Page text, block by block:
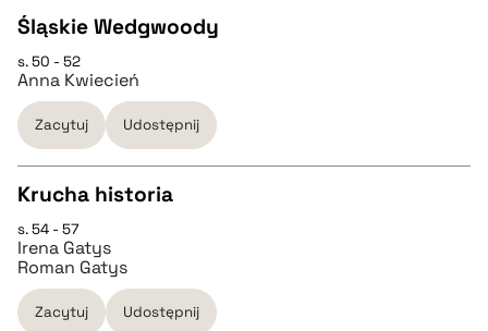
BIBTEX
pobierz cytat
CZYSTY TEKST
pobierz cytat
BIBTEX
pobierz cytat
Śląskie Wedgwoody
s. 50 - 52
Anna Kwiecień
Zacytuj Udostępnij
CZYSTY TEKST
pobierz cytat
Krucha historia
s. 54 - 57
Irena Gatys
Roman Gatys
Zacytuj Udostępnij